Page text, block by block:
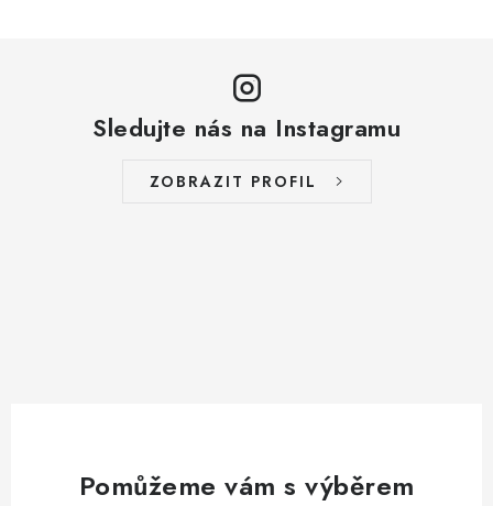
Sledujte nás na Instagramu
ZOBRAZIT PROFIL
Pomůžeme vám s výběrem